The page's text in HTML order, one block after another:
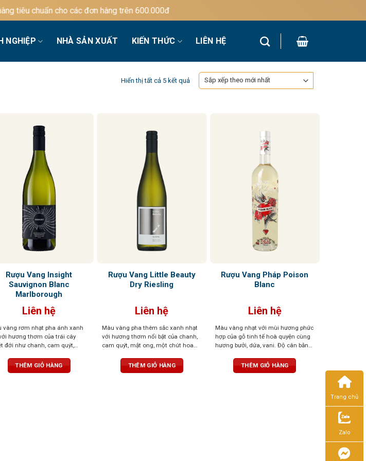
chuẩn cho các đơn hàng trên 600.000đ
NGHIỆP NHÀ SẢN XUẤT KIẾN THỨC LIÊN HỆ
Hiển thị tất cả 5 kết quảĐã
sắp
Rượu Vang Insight
Sauvignon Blanc
Marlborough
Liên hệ
vàng rơm nhạt pha ánh xanh
hương thơm của trái cây
đới như chanh, cam quýt,
bằng, chua nhưng không gắt,
lịch và êm dịu
THÊM GIỎ HÀNG
Rượu Vang Little Beauty
Dry Riesling
Liên hệ
Màu vàng pha thêm sắc xanh nhạt
với hương thơm nổi bật của chanh,
cam quýt, mật ong, một chút hoa
mát, kết cấu chắc chắn, hấp dẫn
THÊM GIỎ HÀNG
Rượu Vang Pháp Poison
Blanc
Liên hệ
Màu vàng nhạt với mùi hương phức
hợp của gỗ tinh tế hoà quyện cùng
hương bưởi, dứa, vani. Độ cân bằng
cây họ cam quýt. Một hương vị đặc
biệt, tinh tế, sống động
THÊM GIỎ HÀNG
Trang chủ
Zalo